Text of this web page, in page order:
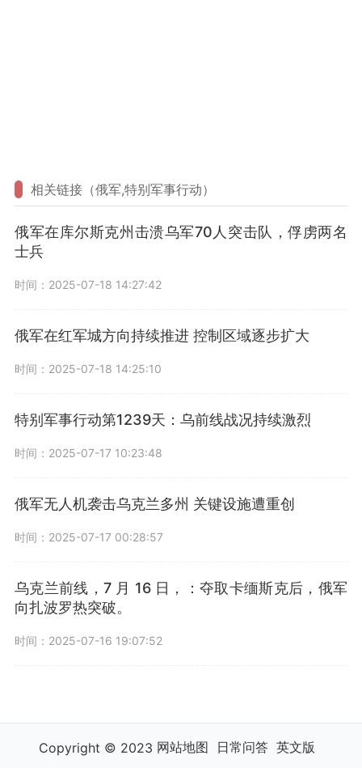
相关链接（俄军,特别军事行动）
俄军在库尔斯克州击溃乌军70人突击队，俘虏两名
士兵
时间：2025-07-18 14:27:42
俄军在红军城方向持续推进 控制区域逐步扩大
时间：2025-07-18 14:25:10
特别军事行动第1239天：乌前线战况持续激烈
时间：2025-07-17 10:23:48
俄军无人机袭击乌克兰多州 关键设施遭重创
时间：2025-07-17 00:28:57
乌克兰前线，7 月 16 日，：夺取卡缅斯克后，俄军
向扎波罗热突破。
时间：2025-07-16 19:07:52
Copyright © 2023 网站地图 日常问答 英文版